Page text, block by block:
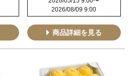
2026/08/09 9:00
商品詳細を見る